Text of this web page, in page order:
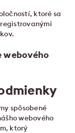
ktoré sa
webového
spôsobené
webového
ktorý